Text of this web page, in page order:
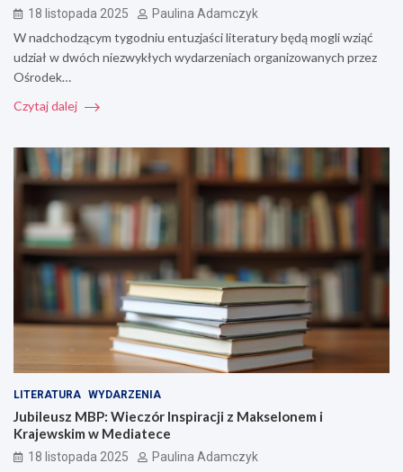
18 listopada 2025 Paulina Adamczyk
W nadchodzącym tygodniu entuzjaści literatury będą mogli wziąć
udział w dwóch niezwykłych wydarzeniach organizowanych przez
Ośrodek…
Czytaj dalej
LITERATURA WYDARZENIA
Jubileusz MBP: Wieczór Inspiracji z Makselonem i
Krajewskim w Mediatece
18 listopada 2025 Paulina Adamczyk